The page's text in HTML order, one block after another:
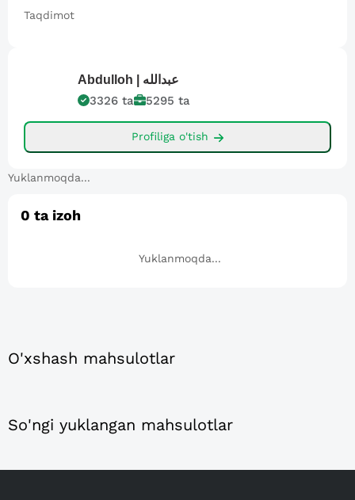
Taqdimot
Abdulloh | عبدالله
3326 ta 5295 ta
Profiliga o'tish
Yuklanmoqda...
0 ta izoh
Yuklanmoqda...
O'xshash mahsulotlar
So'ngi yuklangan mahsulotlar